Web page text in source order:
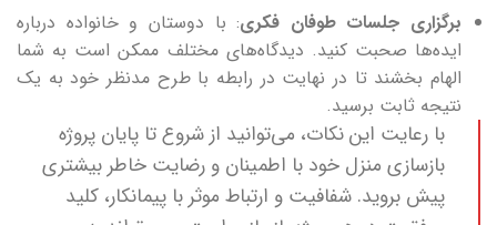
برگزاری جلسات طوفان فکری: با دوستان و خانواده درباره
ایده‌ها صحبت کنید. دیدگاه‌های مختلف ممکن است به شما
الهام بخشند تا در نهایت در رابطه با طرح مدنظر خود به یک
نتیجه ثابت برسید.
با رعایت این نکات، می‌توانید از شروع تا پایان پروژه
بازسازی منزل خود با اطمینان و رضایت خاطر بیشتری
پیش بروید. شفافیت و ارتباط موثر با پیمانکار، کلید